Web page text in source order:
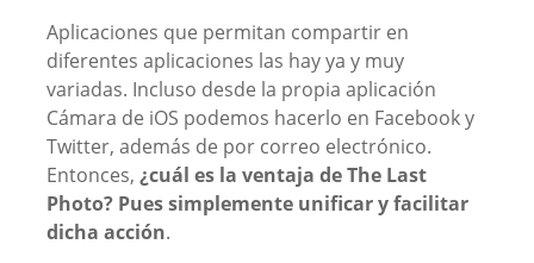
Aplicaciones que permitan compartir en
diferentes aplicaciones las hay ya y muy
variadas. Incluso desde la propia aplicación
Cámara de iOS podemos hacerlo en Facebook y
Twitter, además de por correo electrónico.
Entonces, ¿cuál es la ventaja de The Last
Photo? Pues simplemente unificar y facilitar
dicha acción.